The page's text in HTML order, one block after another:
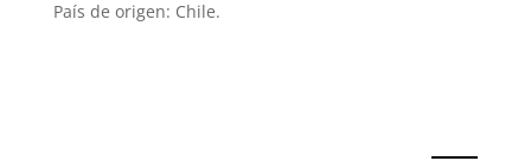
País de origen: Chile.